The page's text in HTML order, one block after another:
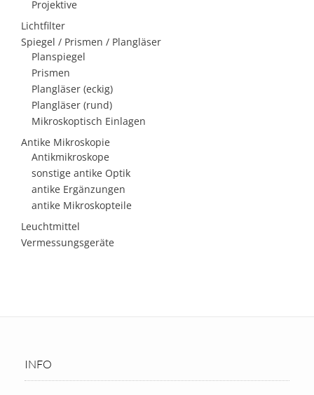
Projektive
Lichtfilter
Spiegel / Prismen / Plangläser
Planspiegel
Prismen
Plangläser (eckig)
Plangläser (rund)
Mikroskoptisch Einlagen
Antike Mikroskopie
Antikmikroskope
sonstige antike Optik
antike Ergänzungen
antike Mikroskopteile
Leuchtmittel
Vermessungsgeräte
INFO